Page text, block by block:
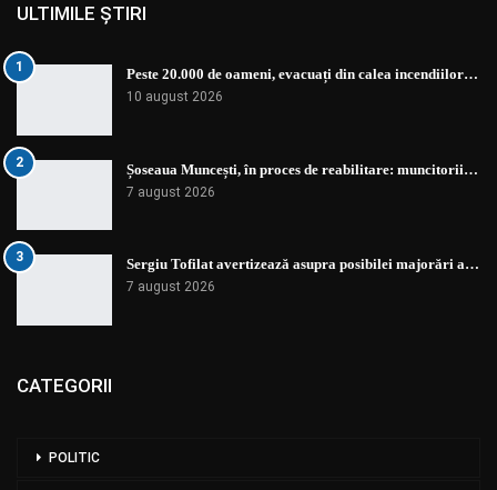
ULTIMILE ȘTIRI
1 Peste 20.000 de oameni, evacuați din calea incendiilor…
10 august 2026
2 Șoseaua Muncești, în proces de reabilitare: muncitorii…
7 august 2026
3 Sergiu Tofilat avertizează asupra posibilei majorări a…
7 august 2026
CATEGORII
POLITIC